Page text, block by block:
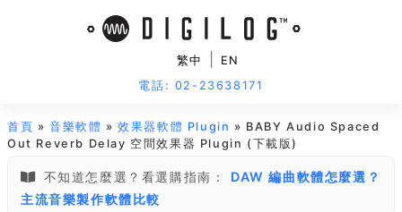
繁中
EN
電話: 02-23638171
首頁 »音樂軟體 »效果器軟體 Plugin » BABY Audio Spaced
Out Reverb Delay 空間效果器 Plugin (下載版)
不知道怎麼選？看選購指南：
DAW 編曲軟體怎麼選？
主流音樂製作軟體比較